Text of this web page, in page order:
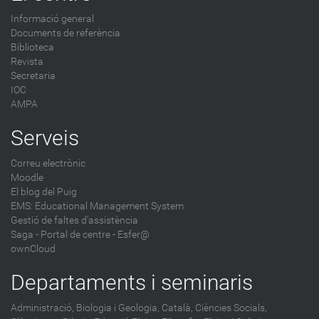
Informació general
Documents de referència
Biblioteca
Revista
Secretaria
IOC
AMPA
Serveis
Correu electrònic
Moodle
El blog del Puig
EMS: Educational Management System
Gestió de faltes d'assistència
Saga - Portal de centre - Esfer@
ownCloud
Departaments i seminaris
Administració, Biologia i Geologia, Català, Ciències Socials,